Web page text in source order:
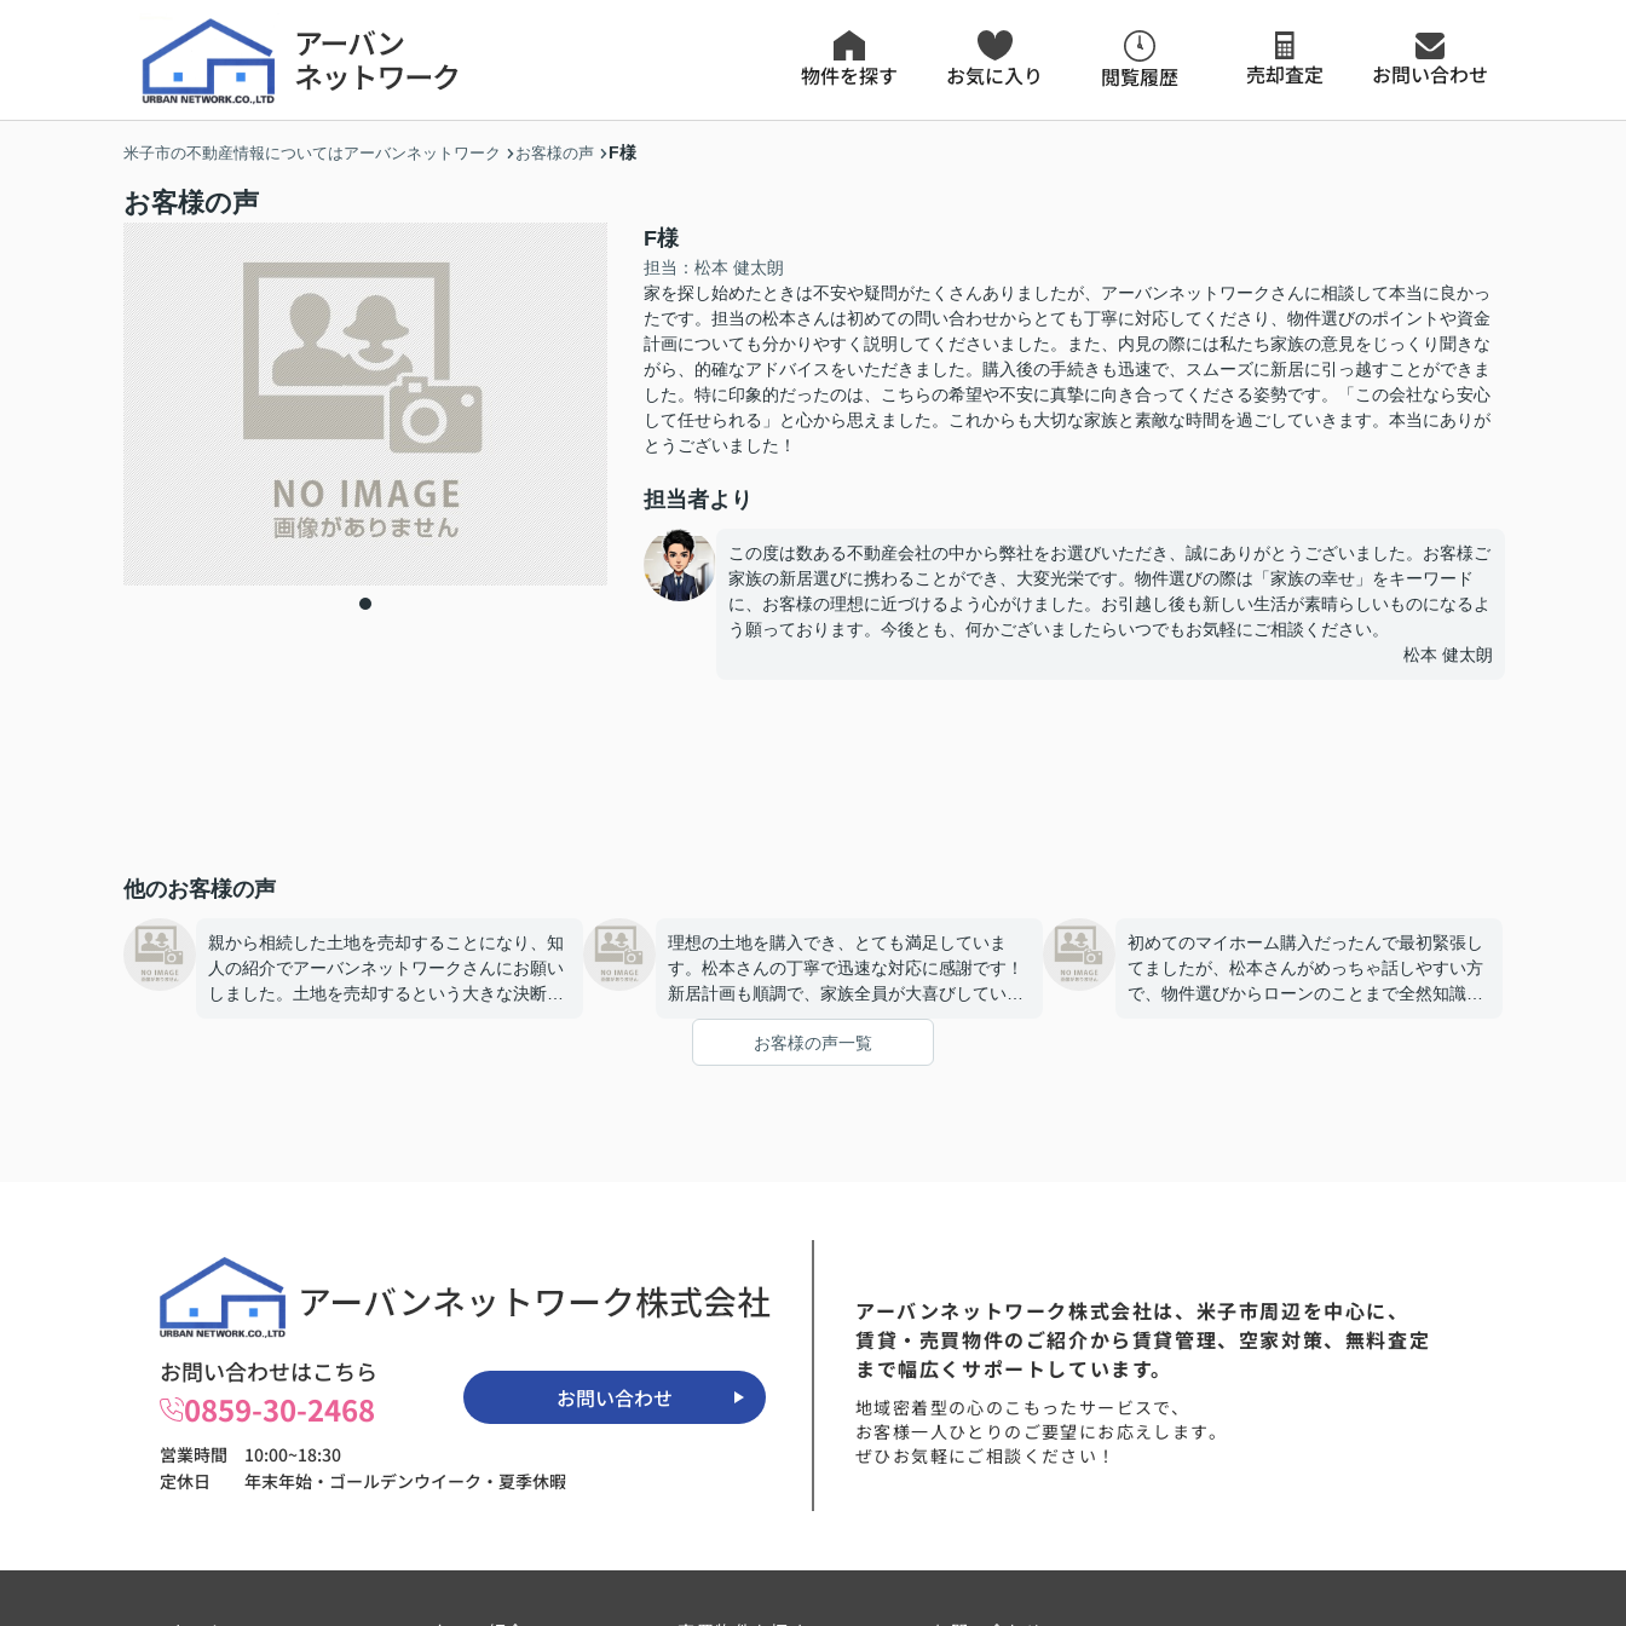
物件を探す お気に入り 閲覧履歴 売却査定 お問い合わせ
米子市の不動産情報についてはアーバンネットワーク お客様の声 F様
お客様の声
F様
担当：松本 健太朗
家を探し始めたときは不安や疑問がたくさんありましたが、アーバンネットワークさんに相談して本当に良かっ
たです。担当の松本さんは初めての問い合わせからとても丁寧に対応してくださり、物件選びのポイントや資金
計画についても分かりやすく説明してくださいました。また、内見の際には私たち家族の意見をじっくり聞きな
がら、的確なアドバイスをいただきました。購入後の手続きも迅速で、スムーズに新居に引っ越すことができま
した。特に印象的だったのは、こちらの希望や不安に真摯に向き合ってくださる姿勢です。「この会社なら安心
して任せられる」と心から思えました。これからも大切な家族と素敵な時間を過ごしていきます。本当にありが
とうございました！
担当者より
この度は数ある不動産会社の中から弊社をお選びいただき、誠にありがとうございました。お客様ご
家族の新居選びに携わることができ、大変光栄です。物件選びの際は「家族の幸せ」をキーワード
に、お客様の理想に近づけるよう心がけました。お引越し後も新しい生活が素晴らしいものになるよ
う願っております。今後とも、何かございましたらいつでもお気軽にご相談ください。
松本 健太朗
他のお客様の声
親から相続した土地を売却することになり、知
人の紹介でアーバンネットワークさんにお願い
しました。土地を売却するという大きな決断を
向や問い合わせ状況など、頻繁に報告をしてい
ただけたので、取引の進捗をしっかり把握する
ことができました。
かり、スムーズに取引を終えることができまし
た。土地の売却に関する不安や悩みを共有しな
がら、私の立場になって考えてくださった松本
さんには本当に感謝しています。この度は大変
お世話になりました。ありがとうございまし
理想の土地を購入でき、とても満足していま
す。松本さんの丁寧で迅速な対応に感謝です！
新居計画も順調で、家族全員が大喜びしていま
す。ありがとうございました！
初めてのマイホーム購入だったんで最初緊張し
てましたが、松本さんがめっちゃ話しやすい方
で、物件選びからローンのことまで全然知識な
お客様の声一覧
お問い合わせはこちら
0859-30-2468 お問い合わせ
営業時間 10:00~18:30
定休日 年末年始・ゴールデンウイーク・夏季休暇
アーバンネットワーク株式会社は、米子市周辺を中心に、
賃貸・売買物件のご紹介から賃貸管理、空家対策、無料査定
まで幅広くサポートしています。
地域密着型の心のこもったサービスで、
お客様一人ひとりのご要望にお応えします。
ぜひお気軽にご相談ください！